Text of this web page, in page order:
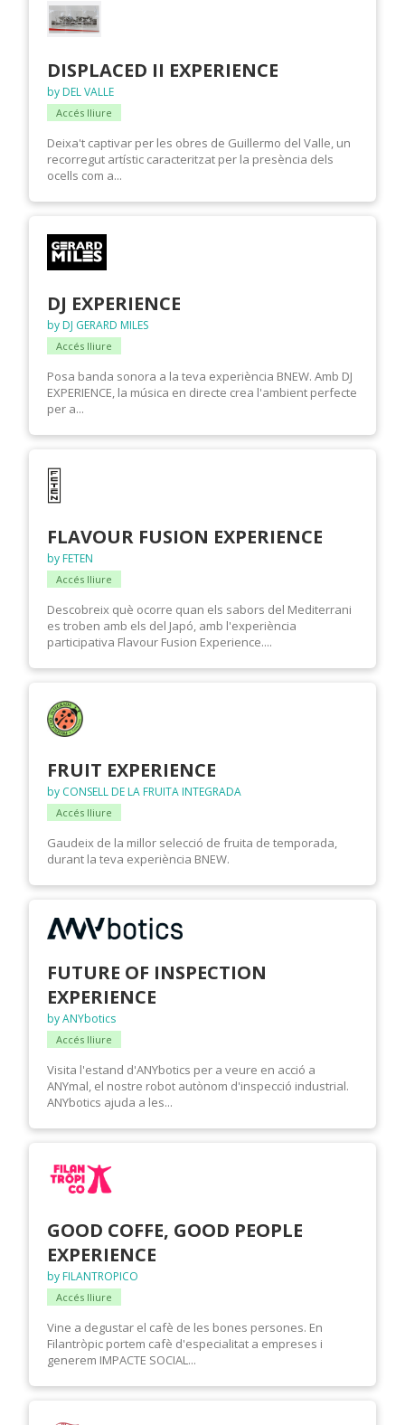
DISPLACED II EXPERIENCE
by DEL VALLE
Accés lliure
Deixa't captivar per les obres de Guillermo del Valle, un
recorregut artístic caracteritzat per la presència dels
ocells com a...
DJ EXPERIENCE
by DJ GERARD MILES
Accés lliure
Posa banda sonora a la teva experiència BNEW. Amb DJ
EXPERIENCE, la música en directe crea l'ambient perfecte
per a...
FLAVOUR FUSION EXPERIENCE
by FETEN
Accés lliure
Descobreix què ocorre quan els sabors del Mediterrani
es troben amb els del Japó, amb l'experiència
participativa Flavour Fusion Experience....
FRUIT EXPERIENCE
by CONSELL DE LA FRUITA INTEGRADA
Accés lliure
Gaudeix de la millor selecció de fruita de temporada,
durant la teva experiència BNEW.
FUTURE OF INSPECTION
EXPERIENCE
by ANYbotics
Accés lliure
Visita l'estand d'ANYbotics per a veure en acció a
ANYmal, el nostre robot autònom d'inspecció industrial.
ANYbotics ajuda a les...
GOOD COFFE, GOOD PEOPLE
EXPERIENCE
by FILANTROPICO
Accés lliure
Vine a degustar el cafè de les bones persones. En
Filantròpic portem cafè d'especialitat a empreses i
generem IMPACTE SOCIAL...